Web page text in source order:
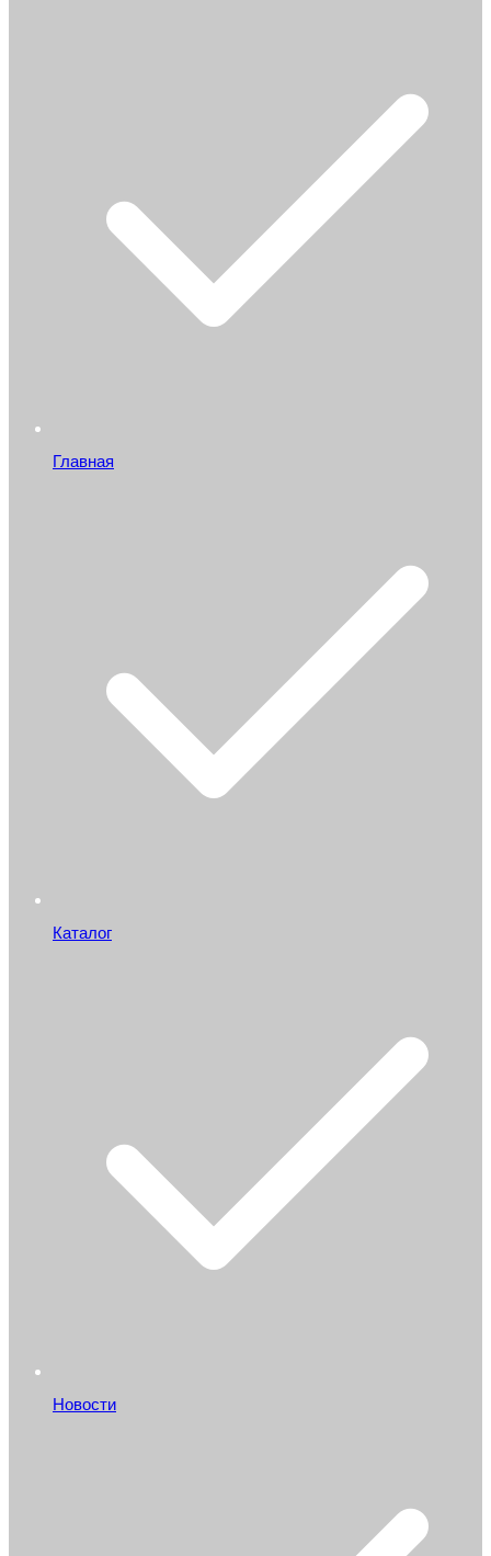
Главная
Каталог
Новости